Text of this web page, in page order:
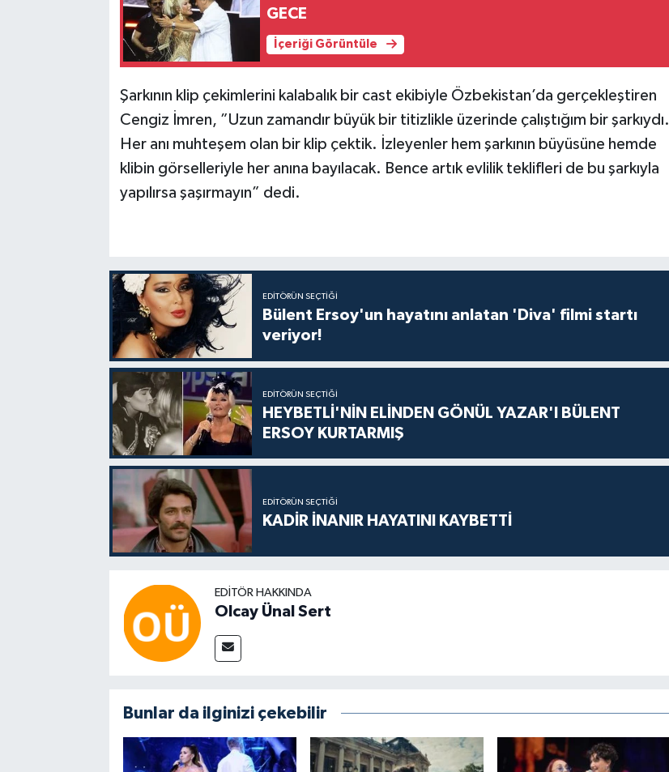
GECE
İçeriği Görüntüle
Şarkının klip çekimlerini kalabalık bir cast ekibiyle Özbekistan’da gerçekleştiren
Cengiz İmren, ”Uzun zamandır büyük bir titizlikle üzerinde çalıştığım bir şarkıydı.
Her anı muhteşem olan bir klip çektik. İzleyenler hem şarkının büyüsüne hemde
klibin görselleriyle her anına bayılacak. Bence artık evlilik teklifleri de bu şarkıyla
yapılırsa şaşırmayın” dedi.
EDITÖRÜN SEÇTIĞI
Bülent Ersoy'un hayatını anlatan 'Diva' filmi startı
veriyor!
EDITÖRÜN SEÇTIĞI
HEYBETLİ'NİN ELİNDEN GÖNÜL YAZAR'I BÜLENT
ERSOY KURTARMIŞ
EDITÖRÜN SEÇTIĞI
KADİR İNANIR HAYATINI KAYBETTİ
EDITÖR HAKKINDA
Olcay Ünal Sert
Bunlar da ilginizi çekebilir